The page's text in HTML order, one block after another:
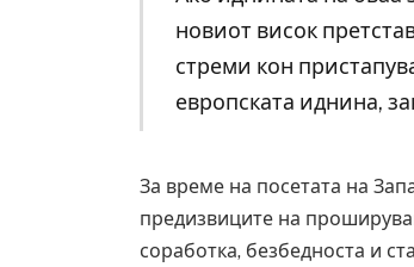
новиот висок
стреми кон
европската иднина,
За време на посетата на
предизвиците на
соработка, безбедноста и